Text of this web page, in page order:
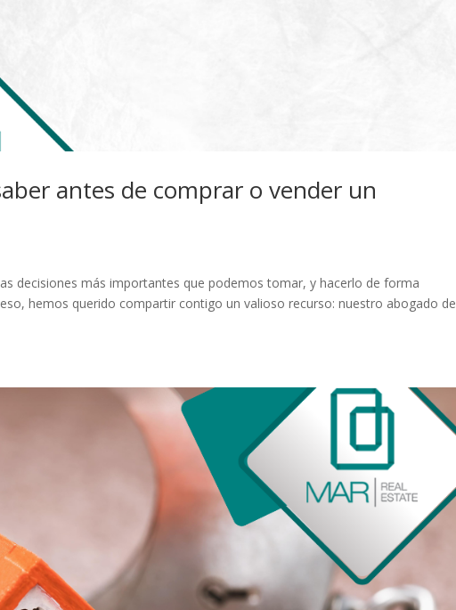
antes de comprar o vender un
decisiones más importantes que podemos tomar, y hacerlo de forma
hemos querido compartir contigo un valioso recurso: nuestro abogado de